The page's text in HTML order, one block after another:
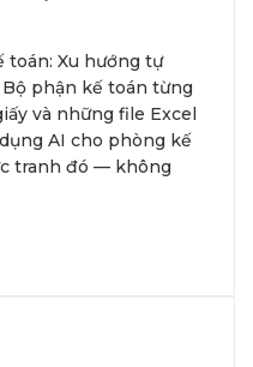
toán: Xu hướng tự
phận kế toán từng
và những file Excel
AI cho phòng kế
tranh đó — không